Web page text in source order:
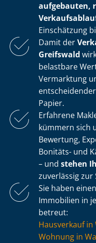
aufgebauten,
Einschätzung
Damit der
Greifswald
belastbare
Vermarktung
Papier.
Erfahrene
kümmern sich
Bewertung,
Bonitäts- und
– und stehen
zuverlässig zur
Sie haben
Immobilien in
betreut:
Hausverkauf in
Wohnung in